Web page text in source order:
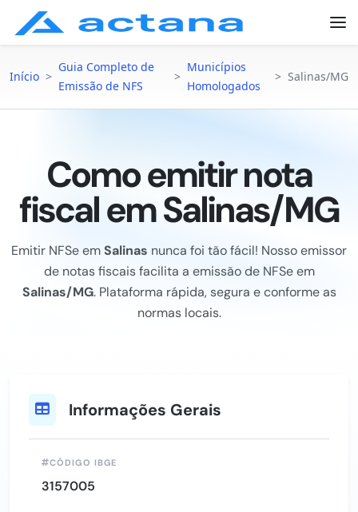
Início >
Guia Completo de
Emissão de NFS
>
Municípios
Homologados
> Salinas/MG
Como emitir nota
fiscal em Salinas/MG
Emitir NFSe emSalinas nunca foi tão fácil! Nosso emissor
de notas fiscais facilita a emissão de NFSe em
Salinas/MG. Plataforma rápida, segura e conforme as
normas locais.
Informações Gerais
CÓDIGO IBGE
3157005